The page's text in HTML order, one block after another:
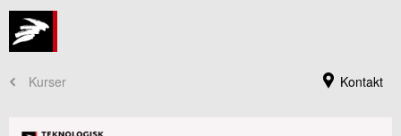
Kontakt
Kurser